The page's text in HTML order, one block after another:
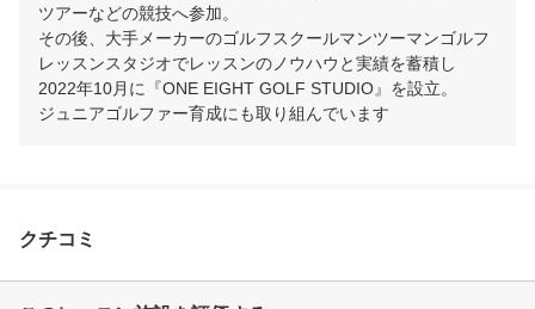
ツアーなどの競技へ参加。
その後、大手メーカーのゴルフスクールマンツーマンゴルフ
レッスンスタジオでレッスンのノウハウと実績を蓄積し
2022年10月に『ONE EIGHT GOLF STUDIO』を設立。
ジュニアゴルファー育成にも取り組んでいます
クチコミ